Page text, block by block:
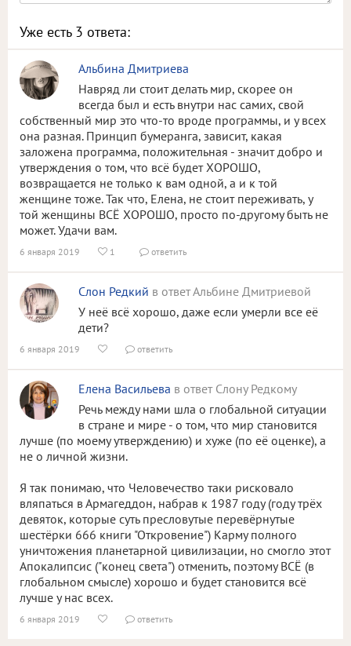
Уже есть 3 ответа:
Альбина Дмитриева
Навряд ли стоит делать мир, скорее он
всегда был и есть внутри нас самих, свой
собственный мир это что-то вроде программы, и у всех
она разная. Принцип бумеранга, зависит, какая
заложена программа, положительная - значит добро и
утверждения о том, что всё будет ХОРОШО,
возвращается не только к вам одной, а и к той
женщине тоже. Так что, Елена, не стоит переживать, у
той женщины ВСЁ ХОРОШО, просто по-другому быть не
может. Удачи вам.
6 января 2019  1  ответить
Слон Редкий в ответ Альбине Дмитриевой
У неё всё хорошо, даже если умерли все её
дети?
6 января 2019   ответить
Елена Васильева в ответ Слону Редкому
Речь между нами шла о глобальной ситуации
в стране и мире - о том, что мир становится
лучше (по моему утверждению) и хуже (по её оценке), а
не о личной жизни.
Я так понимаю, что Человечество таки рисковало
вляпаться в Армагеддон, набрав к 1987 году (году трёх
девяток, которые суть пресловутые перевёрнутые
шестёрки 666 книги "Откровение") Карму полного
уничтожения планетарной цивилизации, но смогло этот
Апокалипсис ("конец света") отменить, поэтому ВСЁ (в
глобальном смысле) хорошо и будет становится всё
лучше у нас всех.
6 января 2019   ответить